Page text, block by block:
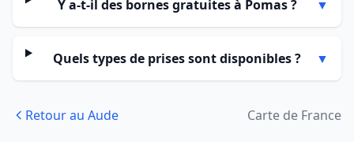
Y a-t-il des bornes gratuites à Pomas ? ▼
Quels types de prises sont disponibles ? ▼
Retour au Aude Carte de France